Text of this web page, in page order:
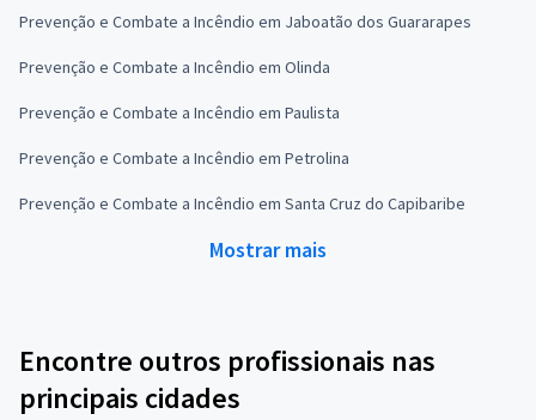
Prevenção e Combate a Incêndio em Jaboatão dos Guararapes
Prevenção e Combate a Incêndio em Olinda
Prevenção e Combate a Incêndio em Paulista
Prevenção e Combate a Incêndio em Petrolina
Prevenção e Combate a Incêndio em Santa Cruz do Capibaribe
Mostrar mais
Encontre outros profissionais nas
principais cidades